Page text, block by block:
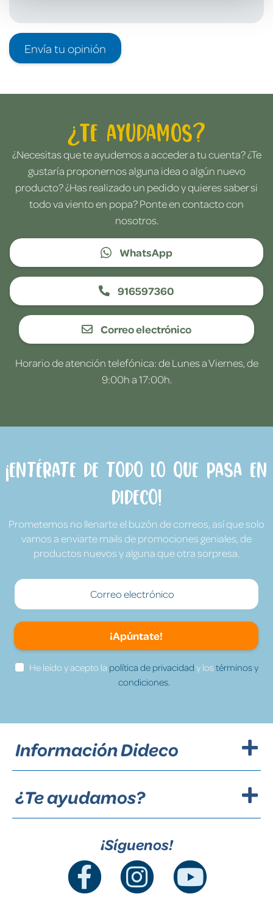
Envía tu opinión
¿Te ayudamos?
¿Necesitas que te ayudemos a acceder a tu cuenta? ¿Te
gustaría proponernos alguna idea o algún nuevo
producto? ¿Has realizado un pedido y quieres saber si
todo va viento en popa? Ponte en contacto con
nosotros.
WhatsApp
916597360
Correo electrónico
Horario de atención telefónica: de Lunes a Viernes, de
9:00h a 17:00h.
¡Entérate de todo lo que pasa en
Dideco!
Prometemos no llenarte el buzón de correos, así que solo
vamos a enviarte mails de promociones geniales, de
productos nuevos y alguna que otra sorpresa.
¡Apúntate!
He leído y acepto la política de privacidad y lostérminos y
condiciones.
Información Dideco
¿Te ayudamos?
¡Síguenos!